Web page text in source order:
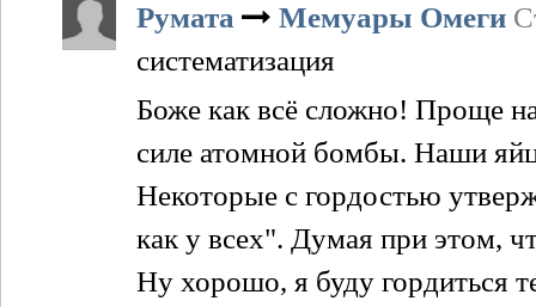
Румата Мемуары Омеги
систематизация
Боже как всё сложно! Проще
силе атомной бомбы. Наши
Некоторые с гордостью
как у всех". Думая при этом,
Ну хорошо, я буду гордиться